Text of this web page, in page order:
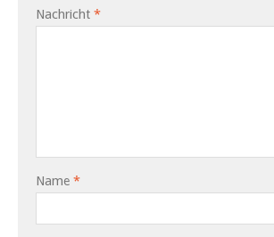
Nachricht *
Name *